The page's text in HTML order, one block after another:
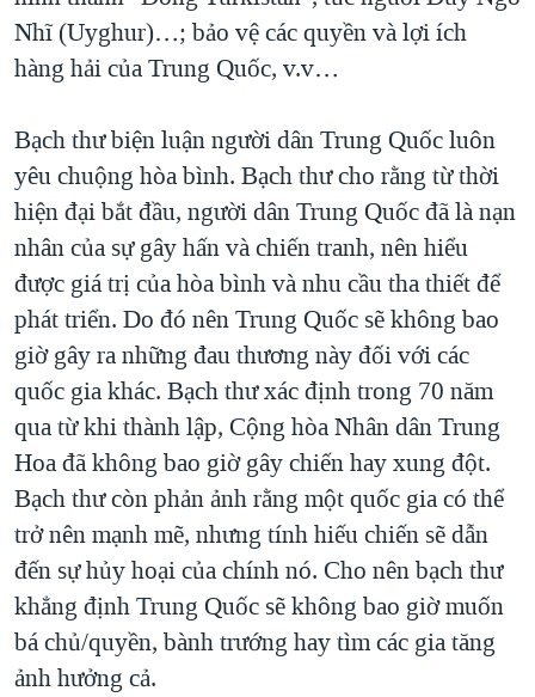
Nhĩ (Uyghur)…; bảo vệ các quyền và lợi ích
hàng hải của Trung Quốc, v.v…
Bạch thư biện luận người dân Trung Quốc luôn
yêu chuộng hòa bình. Bạch thư cho rằng từ thời
hiện đại bắt đầu, người dân Trung Quốc đã là nạn
nhân của sự gây hấn và chiến tranh, nên hiểu
được giá trị của hòa bình và nhu cầu tha thiết để
phát triển. Do đó nên Trung Quốc sẽ không bao
giờ gây ra những đau thương này đối với các
quốc gia khác. Bạch thư xác định trong 70 năm
qua từ khi thành lập, Cộng hòa Nhân dân Trung
Hoa đã không bao giờ gây chiến hay xung đột.
Bạch thư còn phản ảnh rằng một quốc gia có thể
trở nên mạnh mẽ, nhưng tính hiếu chiến sẽ dẫn
đến sự hủy hoại của chính nó. Cho nên bạch thư
khẳng định Trung Quốc sẽ không bao giờ muốn
bá chủ/quyền, bành trướng hay tìm các gia tăng
ảnh hưởng cả.